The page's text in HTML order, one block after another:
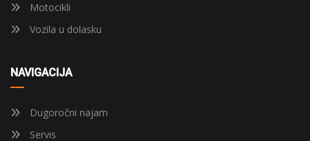
Motocikli
Vozila u dolasku
NAVIGACIJA
Dugoročni najam
Servis